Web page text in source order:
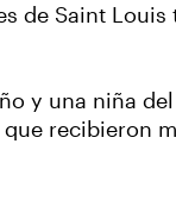
de Saint
y una niña
recibieron